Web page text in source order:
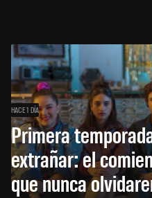
HACE 1 DÍA
Primera
extrañar: el
que nunca